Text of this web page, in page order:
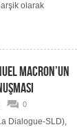
olarak
MACRON’UN
0
Dialogue-SLD),